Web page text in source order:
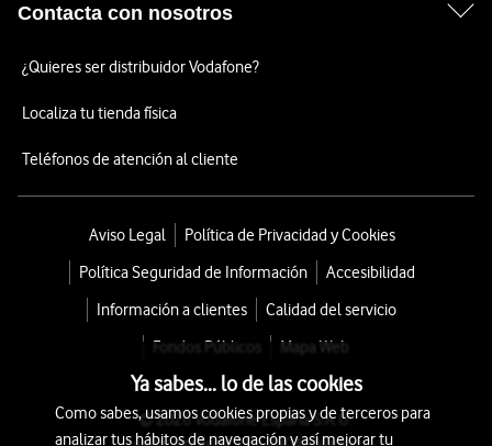
Contacta con nosotros
¿Quieres ser distribuidor Vodafone?
Localiza tu tienda física
Teléfonos de atención al cliente
Aviso Legal
Política de Privacidad y Cookies
Política Seguridad de Información
Accesibilidad
Información a clientes
Calidad del servicio
Fondos Públicos
Mapa Web
© 2026 Vodafone España S.A.U.
Ya sabes... lo de las cookies
Como sabes, usamos cookies propias y de terceros para
analizar tus hábitos de navegación y así mejorar tu